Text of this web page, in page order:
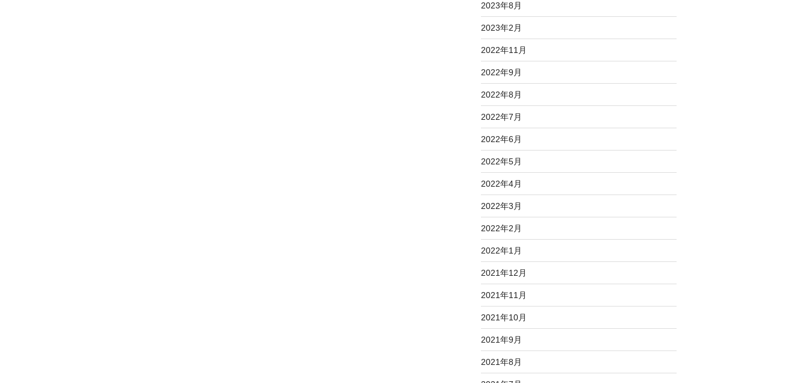
2023年8月
2023年2月
2022年11月
2022年9月
2022年8月
2022年7月
2022年6月
2022年5月
2022年4月
2022年3月
2022年2月
2022年1月
2021年12月
2021年11月
2021年10月
2021年9月
2021年8月